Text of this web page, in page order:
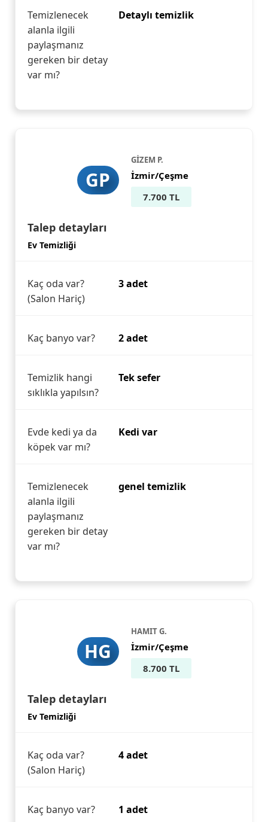
Temizlenecek
alanla ilgili
paylaşmanız
gereken bir detay
var mı?
Detaylı temizlik
GP
GİZEM P.
İzmir/Çeşme
7.700 TL
Talep detayları
Ev Temizliği
Kaç oda var?
(Salon Hariç)
3 adet
Kaç banyo var? 2 adet
Temizlik hangi
sıklıkla yapılsın?
Tek sefer
Evde kedi ya da
köpek var mı?
Kedi var
Temizlenecek
alanla ilgili
paylaşmanız
gereken bir detay
var mı?
genel temizlik
HG
HAMIT G.
İzmir/Çeşme
8.700 TL
Talep detayları
Ev Temizliği
Kaç oda var?
(Salon Hariç)
4 adet
Kaç banyo var? 1 adet